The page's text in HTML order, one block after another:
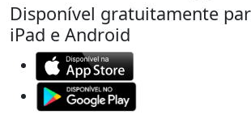
Disponível gratuitamente
iPad e Android